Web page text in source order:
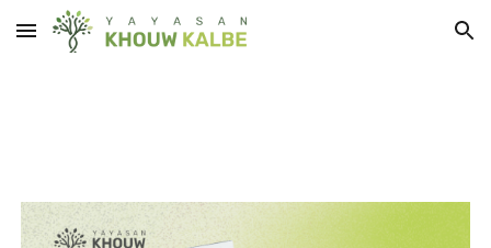
Skip to main content Skip to navigation